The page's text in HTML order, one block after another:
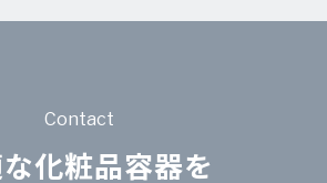
Contact
化粧品容器を